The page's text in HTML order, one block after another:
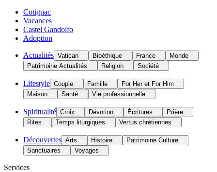
Cotignac
Vacances
Castel Gandolfo
Adoption
Actualités Vatican Bioéthique France
Monde
Patrimoine Actualités
Religion Société
Lifestyle Couple Famille
For Her et For Him
Maison
Santé Vie professionnelle
Spiritualité Croix Dévotion Écritures
Prière
Rites
Temps liturgiques Vertus chrétiennes
Découvertes Arts Histoire
Patrimoine Culture
Sanctuaires
Voyages
Services